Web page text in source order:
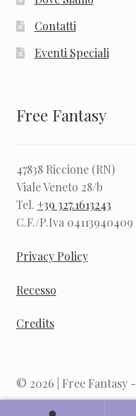
Contatti
Eventi Speciali
Free Fantasy
47838 Riccione (RN)
Viale Veneto 28/b
Tel. +39 327.1613243
C.F./P.Iva 04113940409
Privacy Policy
Recesso
Credits
© 2026 | Free